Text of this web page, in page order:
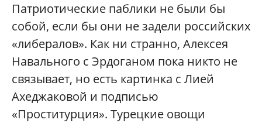
Патриотические паблики не были бы
собой, если бы они не задели российских
«либералов». Как ни странно, Алексея
Навального с Эрдоганом пока никто не
связывает, но есть картинка с Лией
Ахеджаковой и подписью
«Проститурция». Турецкие овощи